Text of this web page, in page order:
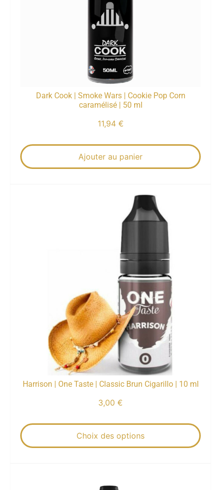
Dark Cook | Smoke Wars | Cookie Pop Corn
caramélisé | 50 ml
11,94 €
Ajouter au panier
Harrison | One Taste | Classic Brun Cigarillo | 10 ml
3,00 €
Choix des options